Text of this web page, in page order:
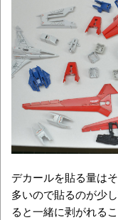
デカールを貼る量は
多いので貼るのが少
ると一緒に剥がれる